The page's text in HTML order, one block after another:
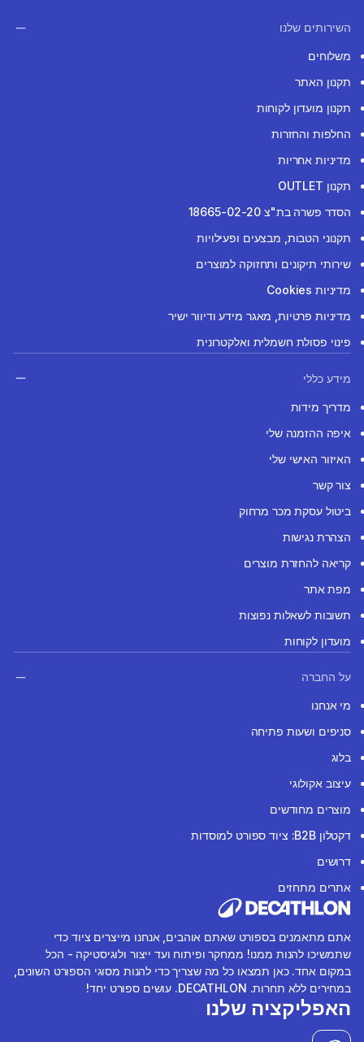
השירותים שלנו
משלוחים
תקנון האתר
תקנון מועדון לקוחות
החלפות והחזרות
מדיניות אחריות
תקנון OUTLET
הסדר פשרה בת"צ 18665-02-20
תקנוני הטבות, מבצעים ופעילויות
שירותי תיקונים ותחזוקה למוצרים
מדיניות Cookies
מדיניות פרטיות, מאגר מידע ודיוור ישיר
פינוי פסולת חשמלית ואלקטרונית
מידע כללי
מדריך מידות
איפה ההזמנה שלי
האיזור האישי שלי
צור קשר
ביטול עסקת מכר מרחוק
הצהרת נגישות
קריאה להחזרת מוצרים
מפת אתר
תשובות לשאלות נפוצות
מועדון לקוחות
על החברה
מי אנחנו
סניפים ושעות פתיחה
בלוג
עיצוב אקולוגי
מוצרים מחודשים
דקטלון B2B: ציוד ספורט למוסדות
דרושים
אתרים מתחזים
אתם מתאמנים בספורט שאתם אוהבים, אנחנו מייצרים ציוד כדי
שתמשיכו להנות ממנו! ממחקר ופיתוח ועד ייצור ולוגיסטיקה - הכל
במקום אחד. כאן תמצאו כל מה שצריך כדי להנות מסוגי הספורט השונים,
במחירים ללא תחרות. DECATHLON. עושים ספורט יחד!
האפליקציה שלנו